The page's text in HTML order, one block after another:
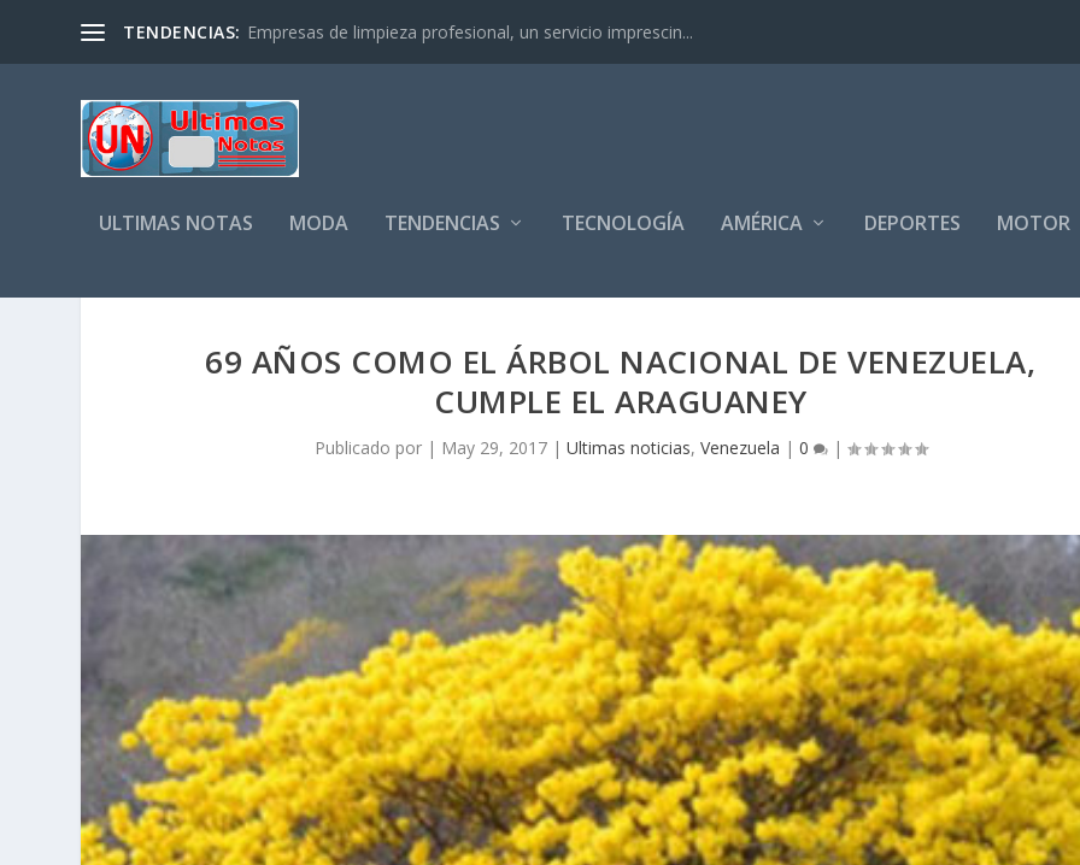
TENDENCIAS: Empresas de limpieza profesional, un servicio imprescin...
ULTIMAS NOTAS MODA TENDENCIAS TECNOLOGÍA AMÉRICA DEPORTES MOTOR
69 AÑOS COMO EL ÁRBOL NACIONAL DE VENEZUELA,
CUMPLE EL ARAGUANEY
Publicado por | May 29, 2017| Ultimas noticias, Venezuela | 0 |